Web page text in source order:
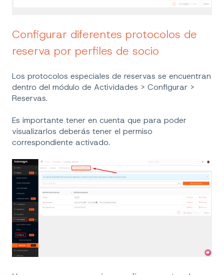
Configurar diferentes protocolos de
reserva por perfiles de socio
Los protocolos especiales de reservas se encuentran
dentro del módulo de Actividades > Configurar >
Reservas.
Es importante tener en cuenta que para poder
visualizarlos deberás tener el permiso
correspondiente activado.